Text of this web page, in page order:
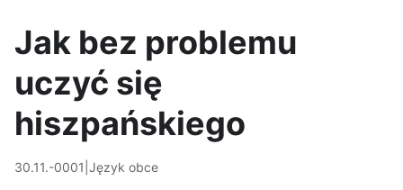
Jak bez problemu
uczyć się
hiszpańskiego
30.11.-0001 Język obce